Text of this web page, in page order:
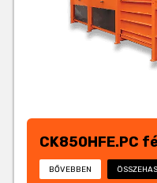
CK850HFE.PC
BŐVEBBEN